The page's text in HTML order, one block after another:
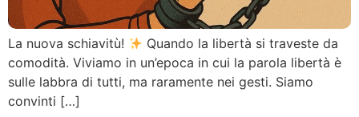
La nuova schiavitù!
Quando la libertà si traveste da
comodità. Viviamo in un’epoca in cui la parola libertà è
sulle labbra di tutti, ma raramente nei gesti. Siamo
convinti […]